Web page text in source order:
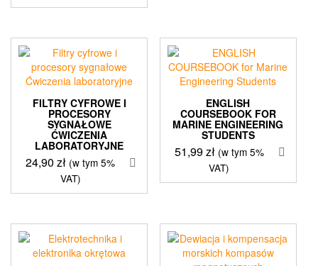
FILTRY CYFROWE I
PROCESORY
SYGNAŁOWE
ĆWICZENIA
LABORATORYJNE
24,90zł (w tym 5%
VAT)
ENGLISH
COURSEBOOK FOR
MARINE ENGINEERING
STUDENTS
51,99zł (w tym 5%
VAT)